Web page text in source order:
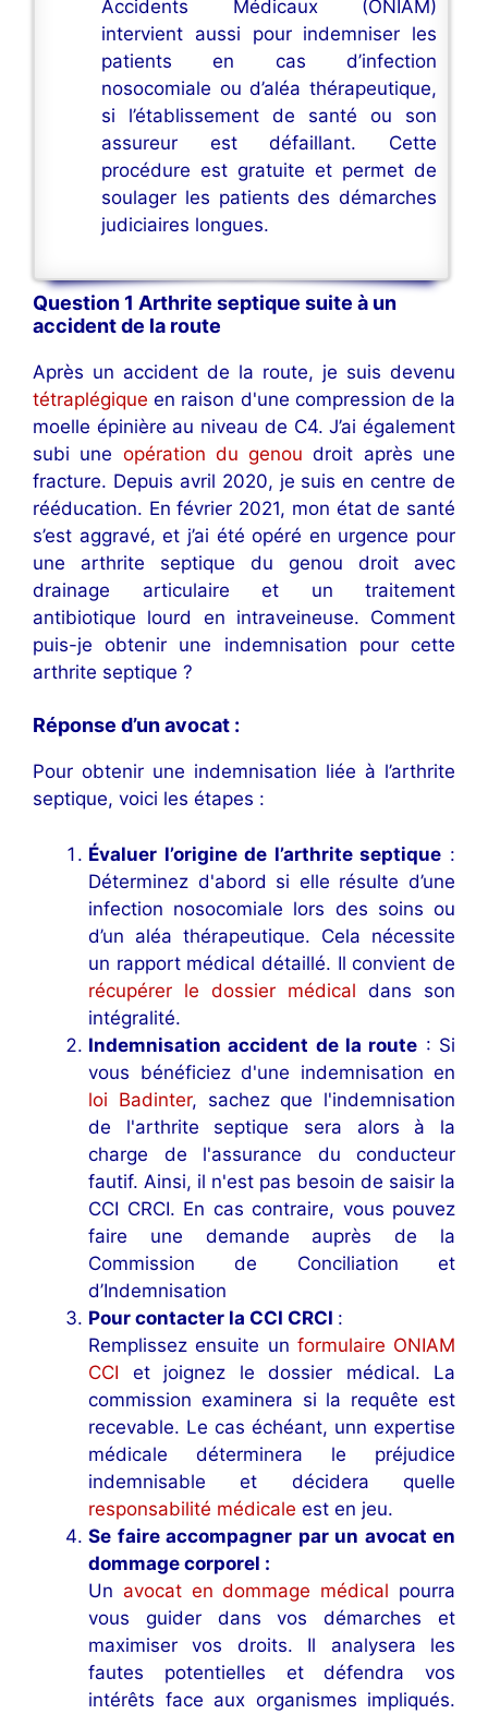
Accidents Médicaux (ONIAM)
intervient aussi pour indemniser les
patients en cas d’infection
nosocomiale ou d’aléa thérapeutique,
si l’établissement de santé ou son
assureur est défaillant. Cette
procédure est gratuite et permet de
soulager les patients des démarches
judiciaires longues.
Question 1 Arthrite septique suite à un
accident de la route
Après un accident de la route, je suis devenu
tétraplégiqueen raison d'une compression de la
moelle épinière au niveau de C4. J’ai également
subi une opération du genou droit après une
fracture. Depuis avril 2020, je suis en centre de
rééducation. En février 2021, mon état de santé
s’est aggravé, et j’ai été opéré en urgence pour
une arthrite septique du genou droit avec
drainage articulaire et un traitement
antibiotique lourd en intraveineuse. Comment
puis-je obtenir une indemnisation pour cette
arthrite septique ?
Réponse d’un avocat :
Pour obtenir une indemnisation liée à l’arthrite
septique, voici les étapes :
Évaluer l’origine de l’arthrite septique :
Déterminez d'abord si elle résulte d’une
infection nosocomiale lors des soins ou
d’un aléa thérapeutique. Cela nécessite
un rapport médical détaillé. Il convient de
récupérer le dossier médical dans son
intégralité.
Indemnisation accident de la route : Si
vous bénéficiez d'une indemnisation en
loi Badinter, sachez que l'indemnisation
de l'arthrite septique sera alors à la
charge de l'assurance du conducteur
fautif. Ainsi, il n'est pas besoin de saisir la
CCI CRCI. En cas contraire, vous pouvez
faire une demande auprès de la
Commission de Conciliation et
d’Indemnisation
Pour contacter la CCI CRCI :
Remplissez ensuite un formulaire ONIAM
CCI et joignez le dossier médical. La
commission examinera si la requête est
recevable. Le cas échéant, unn expertise
médicale déterminera le préjudice
indemnisable et décidera quelle
responsabilité médicale est en jeu.
Se faire accompagner par un avocat en
dommage corporel :
Un avocat en dommage médical pourra
vous guider dans vos démarches et
maximiser vos droits. Il analysera les
fautes potentielles et défendra vos
intérêts face aux organismes impliqués.